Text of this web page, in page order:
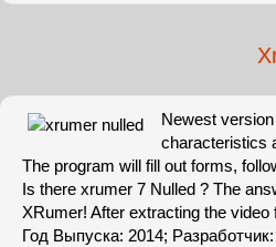
Newest
characteristics
The program will fill out forms,
Is there xrumer 7 Nulled ? The
XRumer! After extracting the
Год Выпуска: 2014;